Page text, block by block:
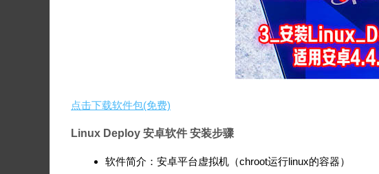
点击下载软件包(免费)
Linux Deploy 安卓软件 安装步骤
软件简介：安卓平台虚拟机（chroot运行linux的容器）